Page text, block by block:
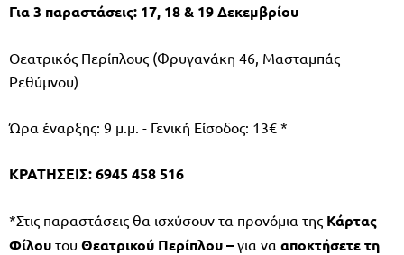
Για 3 παραστάσεις: 17, 18 & 19 Δεκεμβρίου
Θεατρικός Περίπλους (Φρυγανάκη 46, Μασταμπάς
Ρεθύμνου)
Ώρα έναρξης: 9 μ.μ. - Γενική Είσοδος: 13€ *
ΚΡΑΤΗΣΕΙΣ: 6945 458 516
*Στις παραστάσεις θα ισχύσουν τα προνόμια της Κάρτας
Φίλου του Θεατρικού Περίπλου – για να αποκτήσετε τη